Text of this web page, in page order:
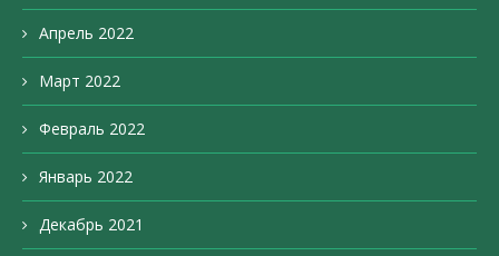
Апрель 2022
Март 2022
Февраль 2022
Январь 2022
Декабрь 2021